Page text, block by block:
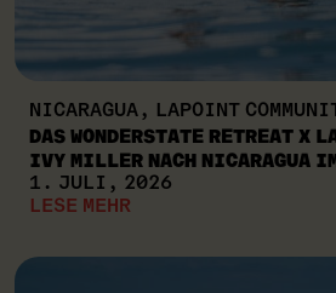
NICARAGUA, LAPOINT
DAS WONDERSTATE RETREAT X
IVY MILLER NACH NICARAGUA
1. JULI, 2026
LESE MEHR